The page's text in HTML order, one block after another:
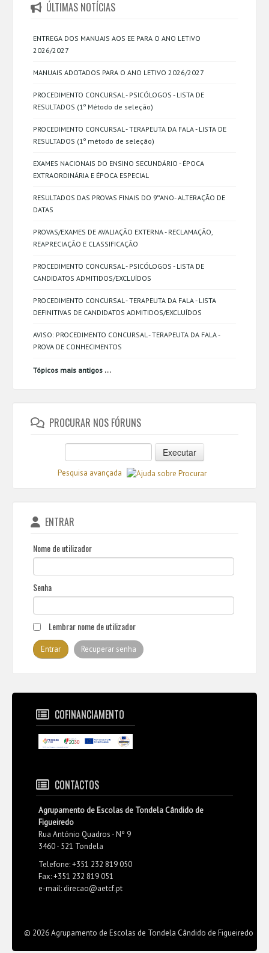
ÚLTIMAS NOTÍCIAS
ENTREGA DOS MANUAIS AOS EE PARA O ANO LETIVO
2026/2027
MANUAIS ADOTADOS PARA O ANO LETIVO 2026/2027
PROCEDIMENTO CONCURSAL - PSICÓLOGOS - LISTA DE
RESULTADOS (1º Método de seleção)
PROCEDIMENTO CONCURSAL - TERAPEUTA DA FALA - LISTA DE
RESULTADOS (1º método de seleção)
EXAMES NACIONAIS DO ENSINO SECUNDÁRIO - ÉPOCA
EXTRAORDINÁRIA E ÉPOCA ESPECIAL
RESULTADOS DAS PROVAS FINAIS DO 9ºANO- ALTERAÇÃO DE
DATAS
PROVAS/EXAMES DE AVALIAÇÃO EXTERNA - RECLAMAÇÃO,
REAPRECIAÇÃO E CLASSIFICAÇÃO
PROCEDIMENTO CONCURSAL - PSICÓLOGOS - LISTA DE
CANDIDATOS ADMITIDOS/EXCLUÍDOS
PROCEDIMENTO CONCURSAL - TERAPEUTA DA FALA - LISTA
DEFINITIVAS DE CANDIDATOS ADMITIDOS/EXCLUÍDOS
AVISO: PROCEDIMENTO CONCURSAL - TERAPEUTA DA FALA -
PROVA DE CONHECIMENTOS
Tópicos mais antigos ...
PROCURAR NOS FÓRUNS
Executar
Pesquisa avançada
ENTRAR
Nome de utilizador
Senha
Lembrar nome de utilizador
Recuperar senha
COFINANCIAMENTO
CONTACTOS
Agrupamento de Escolas de Tondela Cândido de
Figueiredo
Rua António Quadros - Nº 9
3460 - 521 Tondela
Telefone: +351 232 819 050
Fax: +351 232 819 051
e-mail: direcao@aetcf.pt
© 2026 Agrupamento de Escolas de Tondela Cândido de Figueiredo